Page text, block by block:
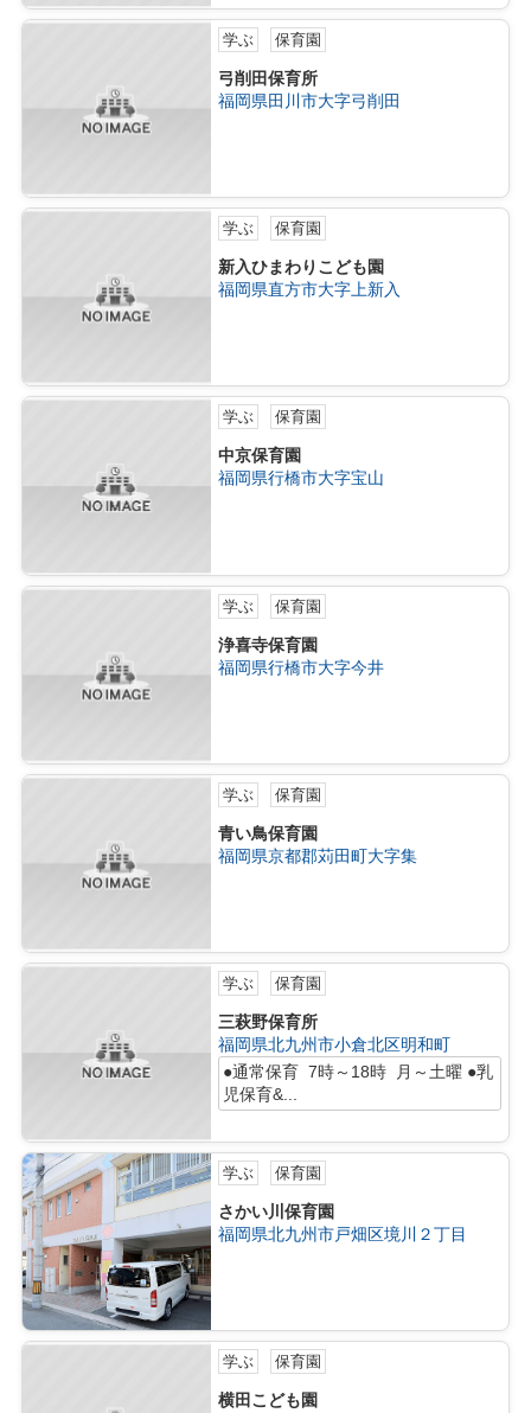
学ぶ 保育園
弓削田保育所
福岡県田川市大字弓削田
学ぶ 保育園
新入ひまわりこども園
福岡県直方市大字上新入
学ぶ 保育園
中京保育園
福岡県行橋市大字宝山
学ぶ 保育園
浄喜寺保育園
福岡県行橋市大字今井
学ぶ 保育園
青い鳥保育園
福岡県京都郡苅田町大字集
学ぶ 保育園
三萩野保育所
福岡県北九州市小倉北区明和町
●通常保育 7時～18時 月～土曜 ●乳
児保育&...
学ぶ 保育園
さかい川保育園
福岡県北九州市戸畑区境川２丁目
学ぶ 保育園
横田こども園